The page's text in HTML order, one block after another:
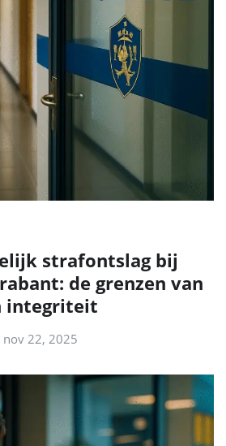
strafontslag bij
de grenzen van
integriteit
nov 22, 2025